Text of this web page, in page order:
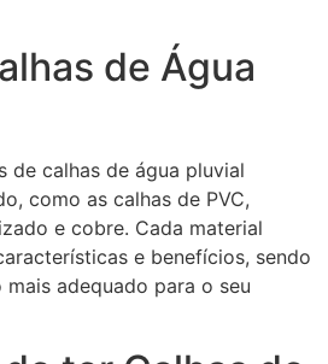
de Água
de calhas de água pluvial
como as calhas de PVC,
e cobre. Cada material
e benefícios, sendo
adequado para o seu